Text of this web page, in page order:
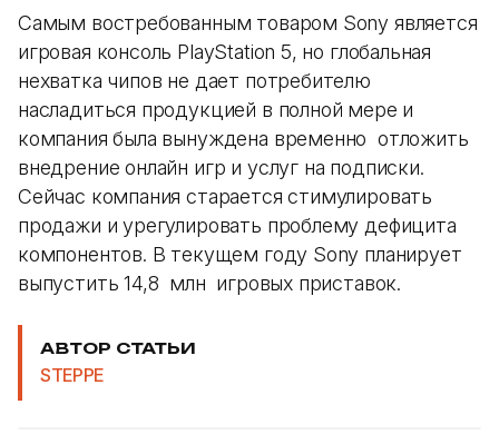
Самым востребованным товаром Sony является
игровая консоль PlayStation 5, но глобальная
нехватка чипов не дает потребителю
насладиться продукцией в полной мере и
компания была вынуждена временно отложить
внедрение онлайн игр и услуг на подписки.
Сейчас компания старается стимулировать
продажи и урегулировать проблему дефицита
компонентов. В текущем году Sony планирует
выпустить 14,8 млн игровых приставок.
АВТОР СТАТЬИ
STEPPE